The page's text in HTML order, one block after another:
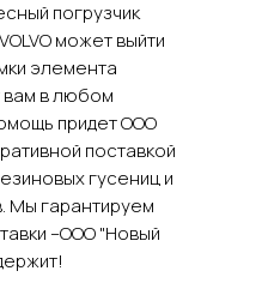
погрузчик
может выйти
элемента
вам в любом
придет ООО
поставкой
гусениц и
Мы гарантируем
–ООО "Новый